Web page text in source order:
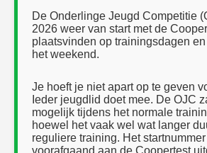
De Onderlinge Jeugd Competitie
2026 weer van start met de
plaatsvinden op trainingsdagen
het weekend.
Je hoeft je niet apart op te geven
Ieder jeugdlid doet mee. De OJC
mogelijk tijdens het normale
hoewel het vaak wel wat langer
reguliere training. Het
voorafgaand aan de Coopertest